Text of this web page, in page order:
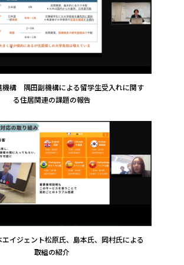
機構 隅田副機構による留学生受入れに関す
る住居関連の課題の報告
イジェント松原氏、島本氏、岡村氏による
取組の紹介